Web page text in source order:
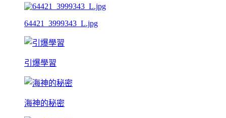
64421_3999343_L.jpg
引爆學習
海神的秘密